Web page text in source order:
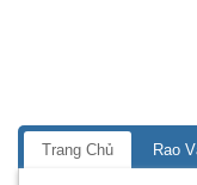
Trang Chủ Rao